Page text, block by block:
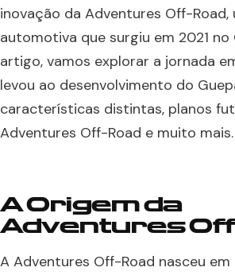
inovação da Adventures Off-
automotiva que surgiu em 2021 no
artigo, vamos explorar a jornada
levou ao desenvolvimento do
características distintas, planos
Adventures Off-Road e muito mais.
A Origem da
Adventures
A Adventures Off-Road nasceu em